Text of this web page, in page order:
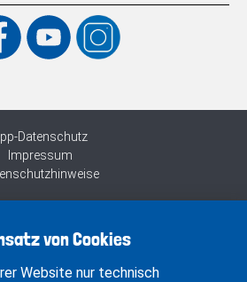
Datenschutz
Impressum
von Cookies
Website nur technisch